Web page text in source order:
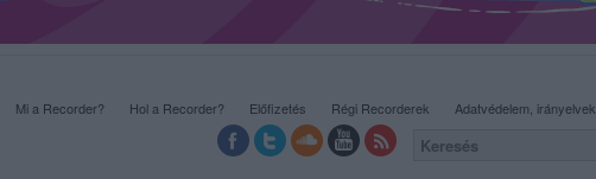
Mi a Recorder? Hol a Recorder? Előfizetés Régi Recorderek Adatvédelem, irányelvek